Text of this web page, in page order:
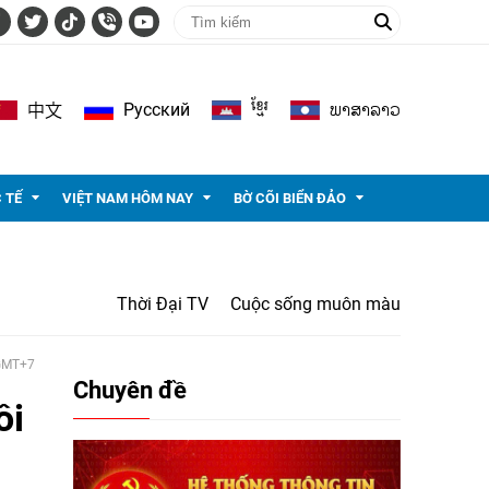
中文 Pусский ខ្មែរ ພາ​ສາ​ລາວ
TẾ VIỆT NAM HÔM NAY BỜ CÕI BIỂN ĐẢO
Thời Đại TV Cuộc sống muôn màu
Chuyên đề